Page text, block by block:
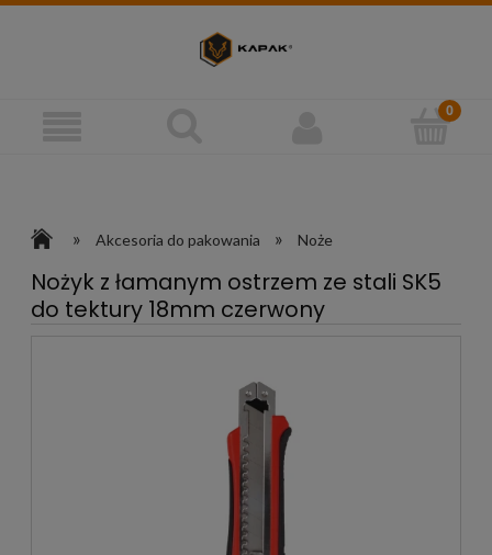
» Akcesoria do pakowania » Noże
Nożyk z łamanym ostrzem ze stali SK5
do tektury 18mm czerwony